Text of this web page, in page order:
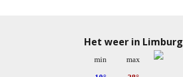
Het weer in Limburg
min
max